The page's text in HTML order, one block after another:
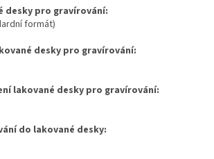
desky pro gravírování:
formát)
desky pro gravírování:
lakované desky pro gravírování:
do lakované desky: